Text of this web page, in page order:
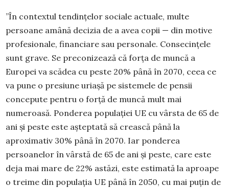
”În contextul tendințelor sociale actuale, multe
persoane amână decizia de a avea copii — din motive
profesionale, financiare sau personale. Consecințele
sunt grave. Se preconizează că forța de muncă a
Europei va scădea cu peste 20% până în 2070, ceea ce
va pune o presiune uriașă pe sistemele de pensii
concepute pentru o forță de muncă mult mai
numeroasă. Ponderea populației UE cu vârsta de 65 de
ani și peste este așteptată să crească până la
aproximativ 30% până în 2070. Iar ponderea
persoanelor în vârstă de 65 de ani și peste, care este
deja mai mare de 22% astăzi, este estimată la aproape
o treime din populația UE până în 2050, cu mai puțin de